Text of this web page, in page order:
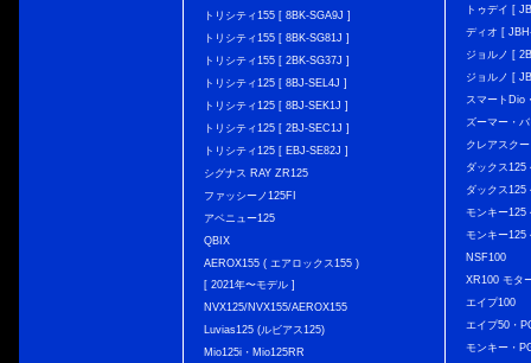
トリシティ155 [ 8BK-SGA9J ]
トリシティ155 [ 8BK-SG81J ]
トリシティ155 [ 2BK-SG37J ]
トリシティ125 [ 8BJ-SEL4J ]
トリシティ125 [ 8BJ-SEK1J ]
トリシティ125 [ 2BJ-SEC1J ]
トリシティ125 [ EBJ-SE82J ]
シグナス RAY ZR125
ファッシーノ125FI
アベニュー125
QBIX
AEROX155 ( エアロックス155 )
[ 2021年〜モデル ]
NVX125/NVX155/AEROX155
Luvias125 (ルビアス125)
Mio125i・Mio125RR
トゥデイ [
ディオ [
ジョルノ [
ジョルノ [
スマートDio
ズーマー・
クレアスク
ダックス
ダックス
モンキー
モンキー125
NSF100
XR100 モタ
エイプ100
エイプ50・
モンキー・